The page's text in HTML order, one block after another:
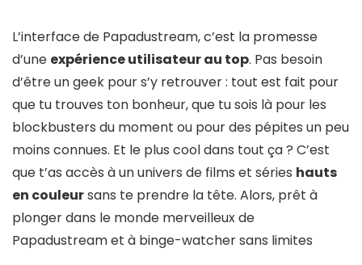
L’interface de Papadustream, c’est la promesse
d’une expérience utilisateur au top. Pas besoin
d’être un geek pour s’y retrouver : tout est fait pour
que tu trouves ton bonheur, que tu sois là pour les
blockbusters du moment ou pour des pépites un peu
moins connues. Et le plus cool dans tout ça ? C’est
que t’as accès à un univers de films et séries hauts
en couleursans te prendre la tête. Alors, prêt à
plonger dans le monde merveilleux de
Papadustream et à binge-watcher sans limites